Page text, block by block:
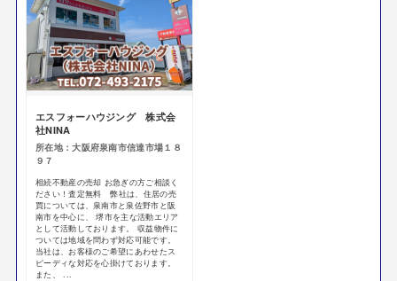
エスフォーハウジング 株式会
社NINA
所在地：大阪府泉南市信達市場１８
９７
相続不動産の売却 お急ぎの方ご相談く
ださい！査定無料 弊社は、住居の売
買については、泉南市と泉佐野市と阪
南市を中心に、 堺市を主な活動エリア
として活動しております。 収益物件に
ついては地域を問わず対応可能です。
当社は、お客様のご希望にあわせたス
ピーディな対応を心掛けております。
また、 ...